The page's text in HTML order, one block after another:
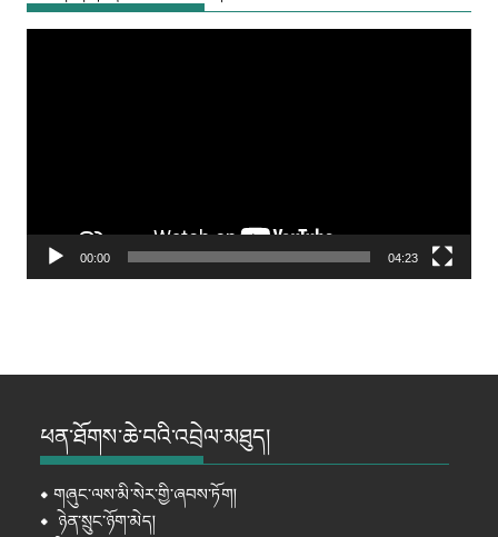
00:00 04:23
ཕན་ཐོགས་ཆེ་བའི་འབྲེལ་མཐུད།
⦁གཞུང་ལས་མི་སེར་གྱི་ཞབས་ཏོག།
⦁ ཉེན་སྲུང་ཉོག་མེད།